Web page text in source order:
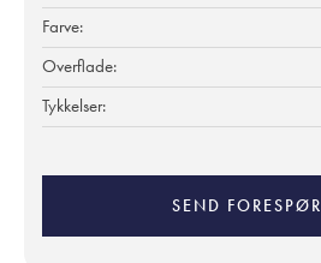
Farve:
Overflade:
Tykkelser:
SEND